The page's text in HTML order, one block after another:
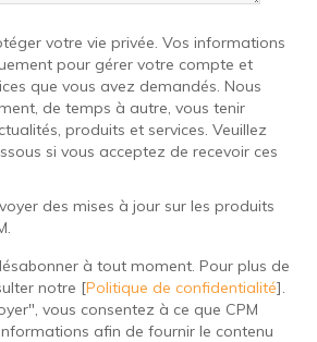
votre vie privée. Vos informations
pour gérer votre compte et
que vous avez demandés. Nous
de temps à autre, vous tenir
produits et services. Veuillez
si vous acceptez de recevoir ces
des mises à jour sur les produits
à tout moment. Pour plus de
notre [Politique de confidentialité].
vous consentez à ce que CPM
afin de fournir le contenu